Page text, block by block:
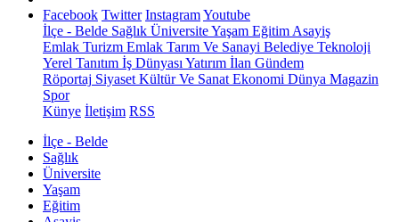
Facebook Twitter InstagramYoutube
İlçe - Belde Sağlık ÜniversiteYaşam Eğitim Asayiş
Emlak Turizm Emlak Tarım Ve Sanayi Belediye Teknoloji
Yerel Tanıtım İş Dünyası Yatırım İlan Gündem
Röportaj Siyaset Kültür Ve Sanat Ekonomi Dünya Magazin
Spor
Künye İletişim RSS
İlçe - Belde
Sağlık
Üniversite
Yaşam
Eğitim